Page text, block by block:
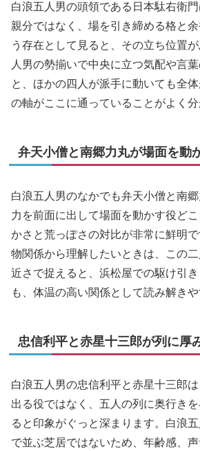
白浪五人男の頭領である日本駄右衛
親分ではなく、場を引き締める格と
う存在として見ると、その立ち位置
人男の勢揃いで中央に立つ気配や言
と、ほかの四人が派手に動いても全
の軸がここに通っていることがよく分
弁天小僧と南郷力丸が場面を動
白浪五人男のなかでも弁天小僧と南
力を前面に出して場面を動かす役ど
かさと荒っぽさの対比が非常に鮮明
物関係から理解したいときは、この
近さで捉えると、浜松屋での駆け引
も、体温の高い関係として読み解きや
忠信利平と赤星十三郎が列に厚
白浪五人男の忠信利平と赤星十三郎
出る役ではなく、五人の列に奥行き
ると印象がぐっと深まります。白浪
で並ぶ芝居ではないため、年齢感、